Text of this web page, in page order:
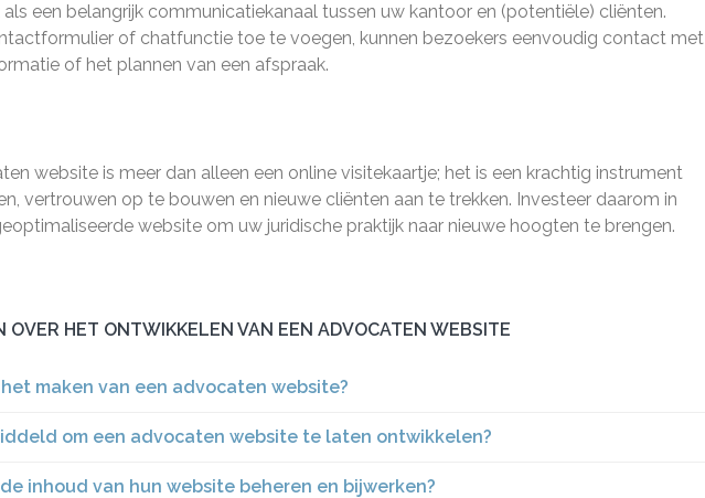
een belangrijk communicatiekanaal tussen uw kantoor en (potentiële) cliënten.
of chatfunctie toe te voegen, kunnen bezoekers eenvoudig contact met
of het plannen van een afspraak.
website is meer dan alleen een online visitekaartje; het is een krachtig instrument
vertrouwen op te bouwen en nieuwe cliënten aan te trekken. Investeer daarom in
website om uw juridische praktijk naar nieuwe hoogten te brengen.
OVER HET ONTWIKKELEN VAN EEN ADVOCATEN WEBSITE
maken van een advocaten website?
om een advocaten website te laten ontwikkelen?
inhoud van hun website beheren en bijwerken?